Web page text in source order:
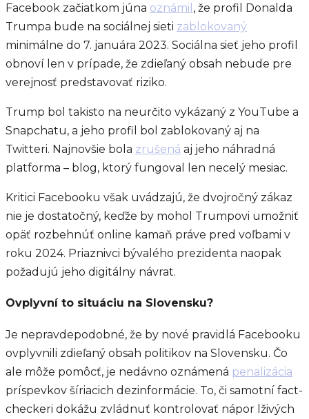
Facebook začiatkom júna oznámil , že profil Donalda
Trumpa bude na sociálnej sieti zablokovaný
minimálne do 7. januára 2023. Sociálna sieť jeho profil
obnoví len v prípade, že zdieľaný obsah nebude pre
verejnosť predstavovať riziko.
Trump bol takisto na neurčito vykázaný z YouTube a
Snapchatu, a jeho profil bol zablokovaný aj na
Twitteri. Najnovšie bola zrušená aj jeho náhradná
platforma – blog, ktorý fungoval len necelý mesiac.
Kritici Facebooku však uvádzajú, že dvojročný zákaz
nie je dostatočný, keďže by mohol Trumpovi umožniť
opäť rozbehnúť online kamaň práve pred voľbami v
roku 2024. Priaznivci bývalého prezidenta naopak
požadujú jeho digitálny návrat.
Ovplyvní to situáciu na Slovensku?
Je nepravdepodobné, že by nové pravidlá Facebooku
ovplyvnili zdieľaný obsah politikov na Slovensku. Čo
ale môže pomôcť, je nedávno oznámená penalizácia
príspevkov šíriacich dezinformácie. To, či samotní fact-
checkeri dokážu zvládnuť kontrolovať nápor lživých